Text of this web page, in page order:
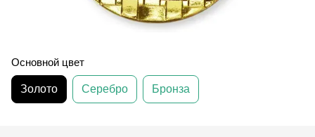
Основной цвет
Золото Серебро Бронза